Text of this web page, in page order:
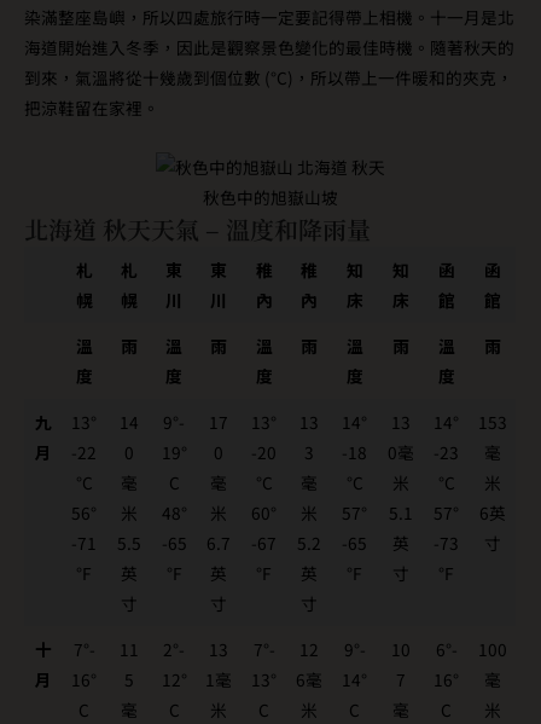
染滿整座島嶼，所以四處旅行時一定要記得帶上相機。十一月是北
海道開始進入冬季，因此是觀察景色變化的最佳時機。隨著秋天的
到來，氣溫將從十幾歲到個位數 (°C)，所以帶上一件暖和的夾克，
把涼鞋留在家裡。
秋色中的旭嶽山坡
北海道 秋天天氣 – 溫度和降雨量
札
幌
札
幌
東
川
東
川
稚
內
稚
內
知
床
知
床
函
館
函
館
溫
度
雨
溫
度
雨
溫
度
雨
溫
度
雨
溫
度
雨
九
月
13°
-22
°C
56°
-71
°F
14
0
毫
米
5.5
英
寸
9°-
19°
C
48°
-65
°F
17
0
毫
米
6.7
英
寸
13°
-20
°C
60°
-67
°F
13
3
毫
米
5.2
英
寸
14°
-18
°C
57°
-65
°F
13
0毫
米
5.1
英
寸
14°
-23
°C
57°
-73
°F
153
毫
米
6英
寸
十
月
7°-
16°
C
11
5
毫
2°-
12°
C
13
1毫
米
7°-
13°
C
12
6毫
米
9°-
14°
C
10
7
毫
6°-
16°
C
100
毫
米